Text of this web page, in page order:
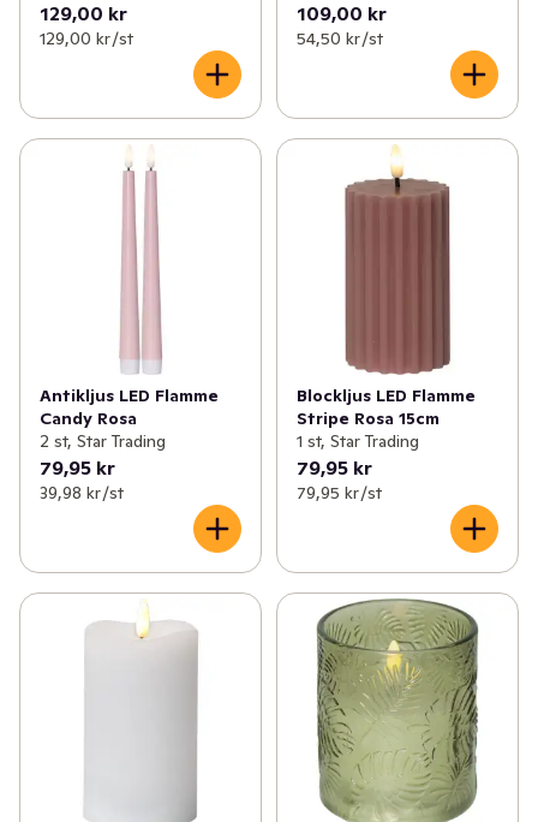
129,00 kr
129,00 kr /st
109,00 kr
54,50 kr /st
Antikljus LED Flamme
Candy Rosa
2 st, Star Trading
79,95 kr
39,98 kr /st
Blockljus LED Flamme
Stripe Rosa 15cm
1 st, Star Trading
79,95 kr
79,95 kr /st